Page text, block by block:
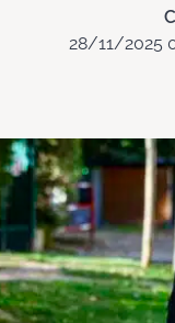
28/11/2025